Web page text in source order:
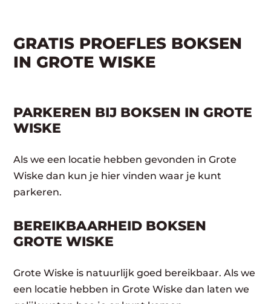
GRATIS PROEFLES BOKSEN
IN GROTE WISKE
PARKEREN BIJ BOKSEN IN GROTE
WISKE
Als we een locatie hebben gevonden in Grote
Wiske dan kun je hier vinden waar je kunt
parkeren.
BEREIKBAARHEID BOKSEN
GROTE WISKE
Grote Wiske is natuurlijk goed bereikbaar. Als we
een locatie hebben in Grote Wiske dan laten we